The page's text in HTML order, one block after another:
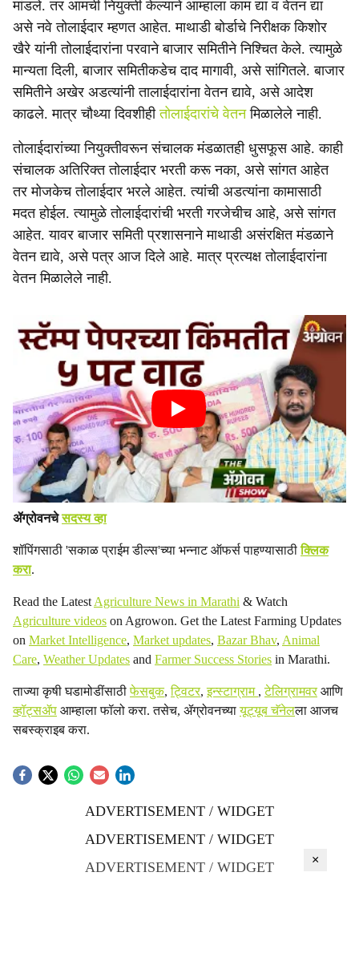
मांडले. तर आमची नियुक्ती केल्याने आम्हाला काम द्या व वेतन द्या
असे नवे तोलाईदार म्हणत आहेत. माथाडी बोर्डाचे निरीक्षक किशोर
खैरे यांनी तोलाईदारांना परवाने बाजार समितीने निश्चित केले. त्यामुळे
मान्यता दिली, बाजार समितीकडेच दाद मागावी, असे सांगितले. बाजार
समितीने अखेर अडत्यांनी तालाईदारांना वेतन द्यावे, असे आदेश
काढले. मात्र चौथ्या दिवशीहीतोलाईदारांचे वेतनमिळालेले नाही.
तोलाईदारांच्या नियुक्तीवरून संचालक मंडळातही धुसफूस आहे. काही
संचालक अतिरिक्त तोलाईदार भरती करू नका, असे सांगत आहेत
तर मोजकेच तोलाईदार भरले आहेत. त्यांची अडत्यांना कामासाठी
मदत होईल. त्यामुळे तोलाईदारांची भरती गरजेचीच आहे, असे सांगत
आहेत. यावर बाजार समिती प्रशासनाने माथाडी असंरक्षित मंडळाने
वेतन द्यावे, असे पत्र आज दिले आहे. मात्र प्रत्यक्ष तोलाईदारांना
वेतन मिळालेले नाही.
ॲग्रोवनचेसदस्य व्हा
शॉपिंगसाठी 'सकाळ प्राईम डील्स'च्या भन्नाट ऑफर्स पाहण्यासाठीक्लिक
करा.
Read the Latest Agriculture News in Marathi & Watch
Agriculture videos on Agrowon. Get the Latest Farming Updates
on Market Intelligence, Market updates, Bazar Bhav, Animal
Care, Weather Updates and Farmer Success Stories in Marathi.
ताज्या कृषी घडामोडींसाठीफेसबुक,ट्विटर,इन्स्टाग्राम ,टेलिग्रामवरआणि
व्हॉट्सॲप आम्हाला फॉलो करा. तसेच, ॲग्रोवनच्यायूट्यूब चॅनेलला आजच
सबस्क्राइब करा.
ADVERTISEMENT / WIDGET
ADVERTISEMENT / WIDGET
ADVERTISEMENT / WIDGET
×